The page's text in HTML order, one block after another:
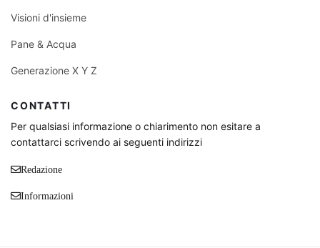
Visioni d'insieme
Pane & Acqua
Generazione X Y Z
CONTATTI
Per qualsiasi informazione o chiarimento non esitare a
contattarci scrivendo ai seguenti indirizzi
Redazione
Informazioni